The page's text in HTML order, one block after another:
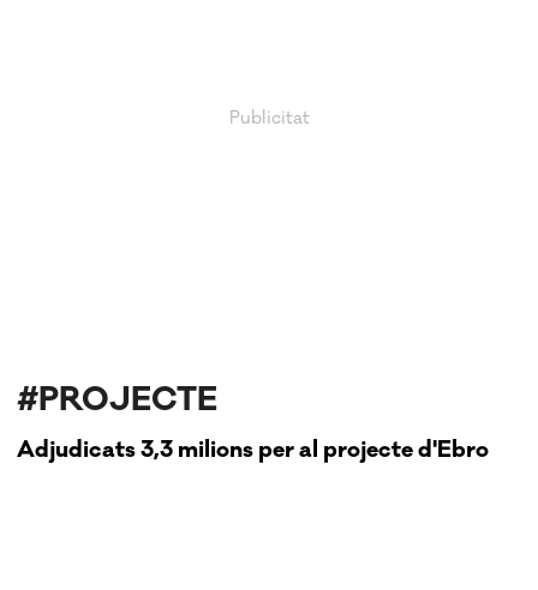
#PROJECTE
Adjudicats 3,3 milions per al projecte d'Ebro